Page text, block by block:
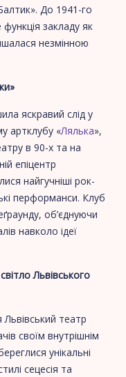
До 1941-го
закладу як
незмінною
яскравий слід у
артклубу «Лялька»,
в 90-х та на
епіцентр
найгучніші рок-
перформанси. Клуб
об’єднуючи
навколо ідеї
Львівського
Львівський театр
своїм внутрішнім
унікальні
сецесія та